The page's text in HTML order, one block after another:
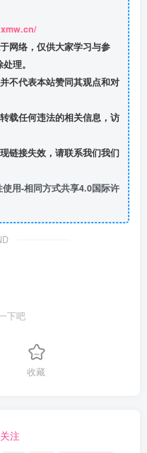
网络，仅供大家学习与参
理。
不代表本站赞同其观点和对
载任何违法的相关信息，访
链接失效，请联系我们我们
用-相同方式共享4.0国际许
下吧
收藏
关注